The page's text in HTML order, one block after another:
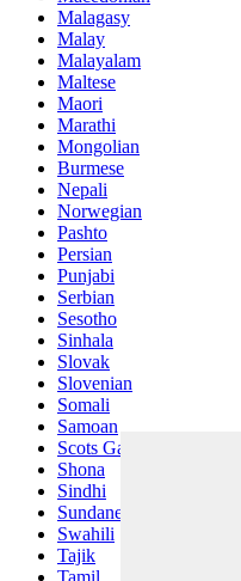
Malagasy
Malay
Malayalam
Maltese
Maori
Marathi
Mongolian
Burmese
Nepali
Norwegian
Pashto
Persian
Punjabi
Serbian
Sesotho
Sinhala
Slovak
Slovenian
Somali
Samoan
Scots Gaelic
Shona
Sindhi
Sundanese
Swahili
Tajik